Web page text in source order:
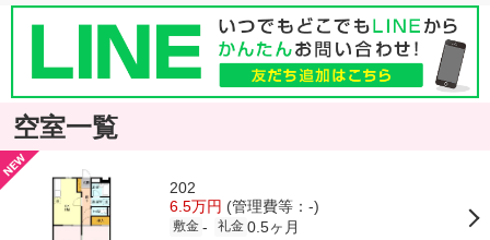
空室一覧
202
6.5万円 (管理費等：-)
敷金 - 礼金 0.5ヶ月